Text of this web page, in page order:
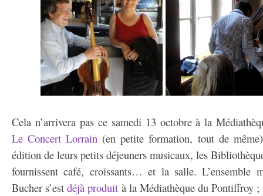
Cela n’arrivera pas ce samedi 13 octobre à la
Le Concert Lorrain (en petite formation, tout de
édition de leurs petits déjeuners musicaux, les
fournissent café, croissants… et la salle. L’ensemble
Bucher s’estdéjà produit à la Médiathèque du Pontiffroy